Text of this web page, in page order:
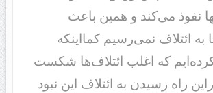
نفوذ می‌کند و همین باعث
ائتلاف نمی‌رسیم کمااینکه
کرده‌ایم که اغلب ائتلاف‌ها شکست
راه رسیدن به ائتلاف این نبود